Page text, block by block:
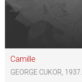
Camille
GEORGE CUKOR, 1937.